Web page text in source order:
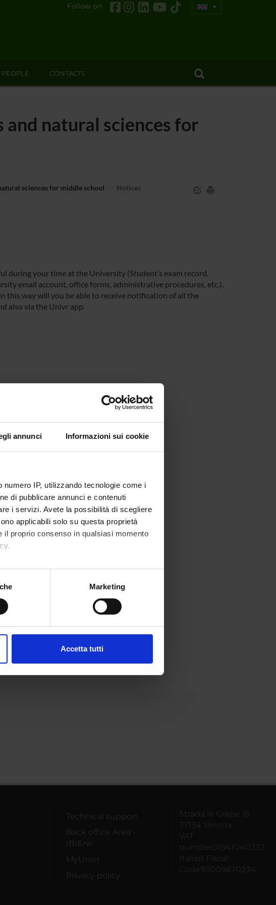
annunci Informazioni sui cookie
IP, utilizzando tecnologie come i
di pubblicare annunci e contenuti
i servizi. Avete la possibilità di scegliere
applicabili solo su questa proprietà
proprio consenso in qualsiasi momento
di qualche metro,
cookie.
Marketing
Accetta tutti
Follow on
PEOPLE CONTACTS
natural sciences for
sciences for middle school Notices
during your time at the University (Student’s exam record,
email account, office forms, administrative procedures, etc.).
this way will you be able to receive notification of all the
also via the Univr app.
Technical support
Back office Area -
dbErw
MyUnivr
Privacy policy
Strada le Grazie 15
37134 Verona
VAT
number01541040232
Italian Fiscal
Code93009870234